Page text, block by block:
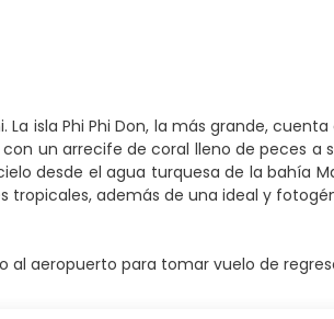
isla Phi Phi Don, la más grande,
un arrecife de coral lleno de peces
desde el agua turquesa de la bahía
además de una ideal y
al aeropuerto para tomar vuelo de